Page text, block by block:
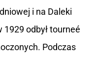
i na Daleki
odbył tourneé
Podczas